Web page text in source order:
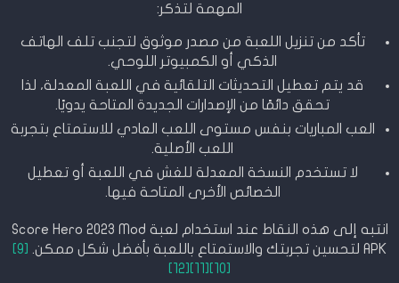
المهمة لتذكر:
تأكد من تنزيل اللعبة من مصدر موثوق لتجنب تلف الهاتف
الذكي أو الكمبيوتر اللوحي.
قد يتم تعطيل التحديثات التلقائية في اللعبة المعدلة، لذا
تحقق دائمًا من الإصدارات الجديدة المتاحة يدويًا.
العب المباريات بنفس مستوى اللعب العادي للاستمتاع بتجربة
اللعب الأصلية.
لا تستخدم النسخة المعدلة للغش في اللعبة أو تعطيل
الخصائص الأخرى المتاحة فيها.
انتبه إلى هذه النقاط عند استخدام لعبة Score Hero 2023 Mod
APK لتحسين تجربتك والاستمتاع باللعبة بأفضل شكل ممكن.
[9]
[10]
[11]
[12]